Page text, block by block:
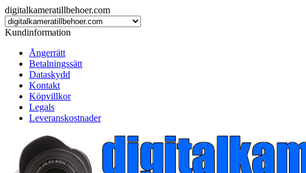
digitalkameratillbehoer.com
Kundinformation
Ångerrätt
Betalningssätt
Dataskydd
Kontakt
Köpvillkor
Legals
Leveranskostnader